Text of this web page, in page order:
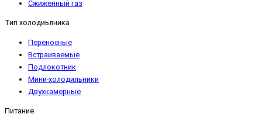
Сжиженный газ
Тип холодиьлника
Переносные
Встраиваемые
Подлокотник
Мини-холодильники
Двухкамерные
Питание